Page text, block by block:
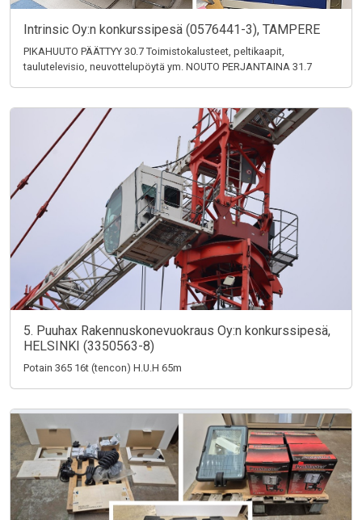
Intrinsic Oy:n konkurssipesä (0576441-3), TAMPERE
PIKAHUUTO PÄÄTTYY 30.7 Toimistokalusteet, peltikaapit,
taulutelevisio, neuvottelupöytä ym. NOUTO PERJANTAINA 31.7
5. Puuhax Rakennuskonevuokraus Oy:n konkurssipesä,
HELSINKI (3350563-8)
Potain 365 16t (tencon) H.U.H 65m